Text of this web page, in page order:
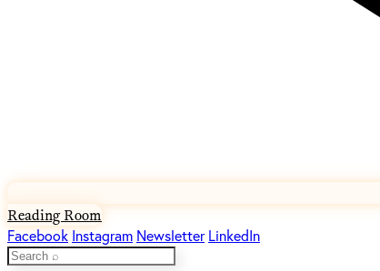
Reading Room
Facebook Instagram Newsletter LinkedIn